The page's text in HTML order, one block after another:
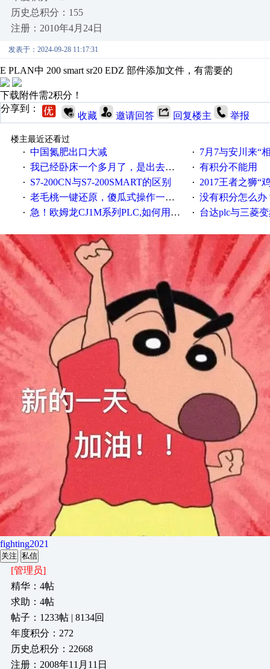
历史总积分：155
注册：2010年4月24日
发表于：2024-09-28 11:17:31
E PLAN中 200 smart sr20 EDZ 部件添加文件，有需要的
下载附件需2积分！
分享到：
收藏 邀请回答 回复楼主 举报
楼主最近还看过
· 中国氮肥出口大减 · 7月7与安川来“
· 我已经卧床一个多月了，是出去安装机械手在高速遭遇车祸所致:大家工作都要特别注意啊 · 有积分不能用
· S7-200CN与S7-200SMART的区别 · 2017王者之狮“鸡”情签到
· 老毛桃一键还原，傻瓜式操作一键轻松备份还原；程序为向导式安装，一键即可实现自动备份或还原系统。 · 没有积分怎么办
· 急！欧姆龙CJ1M系列PLC,如何用时间控制变频器。要求时间在组态王中可以自由输入！拜托各位大神了！ · 台达plc与三菱
fighting2021
关注 私信
[管理员]
精华：4帖
求助：4帖
帖子：1233帖 | 8134回
年度积分：272
历史总积分：22668
注册：2008年11月11日